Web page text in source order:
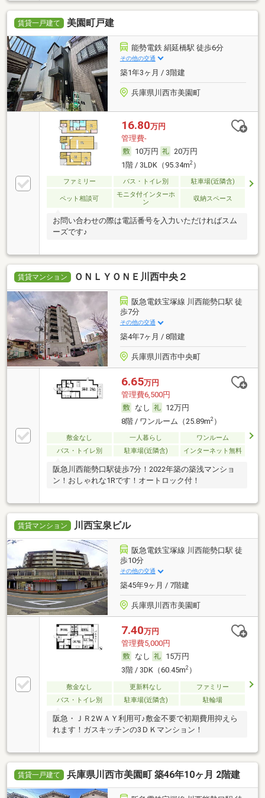
賃貸一戸建て 美園町戸建
能勢電鉄 絹延橋駅 徒歩6分
その他の交通
築1年3ヶ月 / 3階建
兵庫県川西市美園町
16.80万円
管理費-
10万円
20万円
1階 / 3LDK（95.34m2）
ファミリー バス・トイレ別 駐車場(近隣含)
ペット相談可
モニタ付インターホ
ン
収納スペース
お問い合わせの際は電話番号を入力いただければスム
ーズです♪
賃貸マンション ＯＮＬＹＯＮＥ川西中央２
阪急電鉄宝塚線 川西能勢口駅 徒
歩7分
その他の交通
築4年7ヶ月 / 8階建
兵庫県川西市中央町
6.65万円
管理費6,500円
なし
12万円
8階 / ワンルーム（25.89m2）
敷金なし 一人暮らし
ワンルーム
バス・トイレ別
駐車場(近隣含) インターネット無料
阪急川西能勢口駅徒歩7分！2022年築の築浅マンショ
ン！おしゃれな1Rです！オートロック付！
賃貸マンション 川西宝泉ビル
阪急電鉄宝塚線 川西能勢口駅 徒
歩10分
その他の交通
築45年9ヶ月 / 7階建
兵庫県川西市美園町
7.40万円
管理費5,000円
なし
15万円
3階 / 3DK（60.45m2）
敷金なし 更新料なし
ファミリー
バス・トイレ別
駐車場(近隣含) 駐輪場
阪急・ＪＲ2ＷＡＹ利用可♪敷金不要で初期費用抑えら
れます！ガスキッチンの3ＤＫマンション！
賃貸一戸建て 兵庫県川西市美園町 築46年10ヶ月 2階建